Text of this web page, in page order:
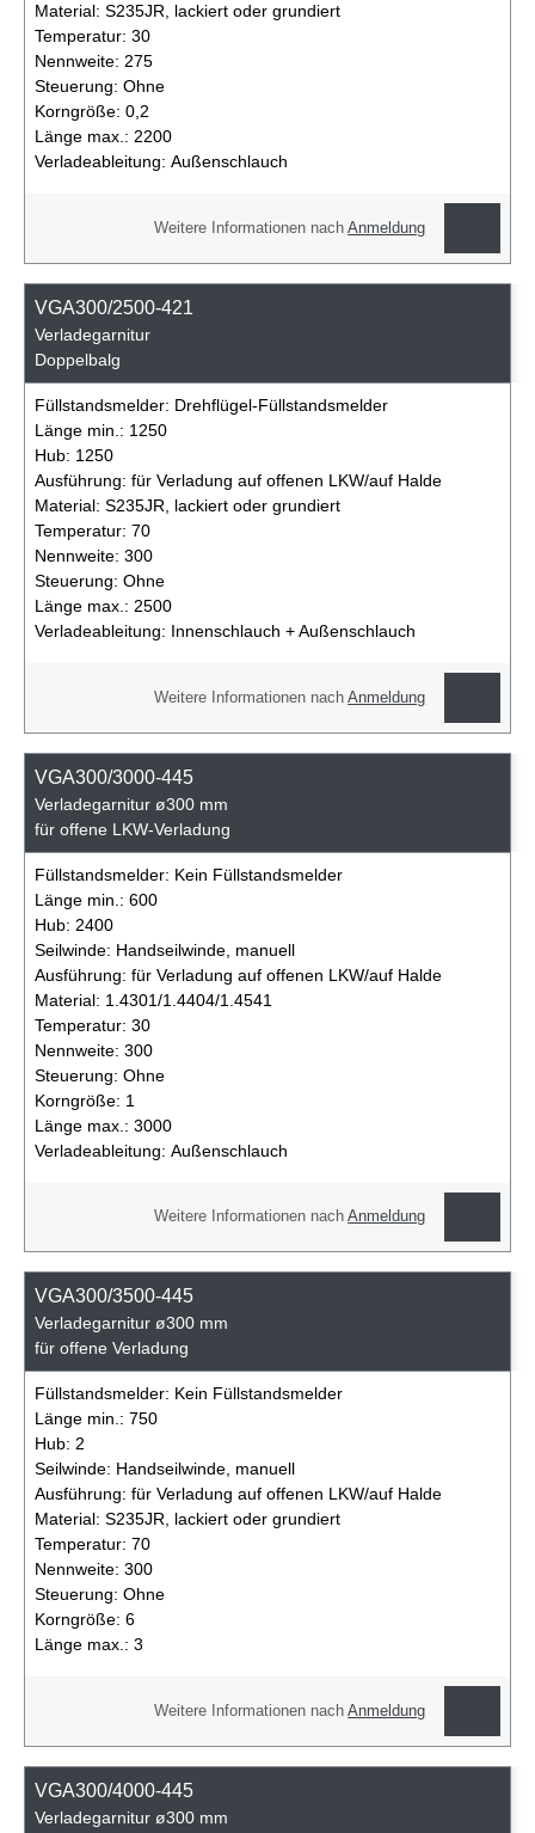
Material: S235JR, lackiert oder grundiert
Temperatur: 30
Nennweite: 275
Steuerung: Ohne
Korngröße: 0,2
Länge max.: 2200
Verladeableitung: Außenschlauch
Weitere Informationen nachAnmeldung
VGA300/2500-421
Verladegarnitur
Doppelbalg
Füllstandsmelder: Drehflügel-Füllstandsmelder
Länge min.: 1250
Hub: 1250
Ausführung: für Verladung auf offenen LKW/auf Halde
Material: S235JR, lackiert oder grundiert
Temperatur: 70
Nennweite: 300
Steuerung: Ohne
Länge max.: 2500
Verladeableitung: Innenschlauch + Außenschlauch
Weitere Informationen nachAnmeldung
VGA300/3000-445
Verladegarnitur ø300 mm
für offene LKW-Verladung
Füllstandsmelder: Kein Füllstandsmelder
Länge min.: 600
Hub: 2400
Seilwinde: Handseilwinde, manuell
Ausführung: für Verladung auf offenen LKW/auf Halde
Material: 1.4301/1.4404/1.4541
Temperatur: 30
Nennweite: 300
Steuerung: Ohne
Korngröße: 1
Länge max.: 3000
Verladeableitung: Außenschlauch
Weitere Informationen nachAnmeldung
VGA300/3500-445
Verladegarnitur ø300 mm
für offene Verladung
Füllstandsmelder: Kein Füllstandsmelder
Länge min.: 750
Hub: 2
Seilwinde: Handseilwinde, manuell
Ausführung: für Verladung auf offenen LKW/auf Halde
Material: S235JR, lackiert oder grundiert
Temperatur: 70
Nennweite: 300
Steuerung: Ohne
Korngröße: 6
Länge max.: 3
Weitere Informationen nachAnmeldung
VGA300/4000-445
Verladegarnitur ø300 mm